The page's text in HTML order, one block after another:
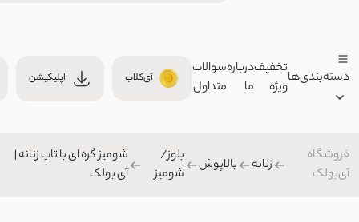
دسته‌بندی‌ها
زنانه
تخفیف
ویژه
درباره
ما
سوالات
متداول
آی‌کلاب اپلیکیشن
فروشگاه
آی‌بولک
زنانه بالاپوش
بلوز/
شومیز
شومیز گره ای با تاپ زنانه |
آی بولک